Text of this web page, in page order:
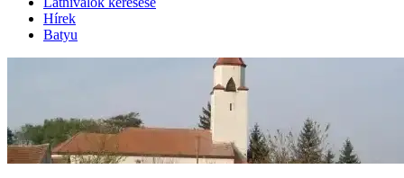
Hírek
Batyu